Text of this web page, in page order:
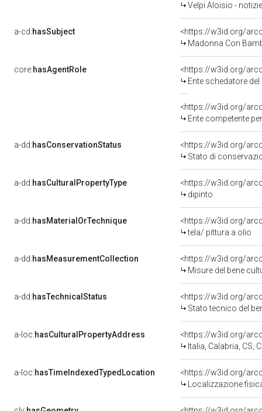
Velpi Aloisio -
a-cd:hasSubject
<https://w3id.org/
Madonna Con
core:hasAgentRole
<https://w3id.org/
Ente schedatore del
<https://w3id.org/
Ente competente per
a-dd:hasConservationStatus
<https://w3id.org/
Stato di
a-dd:hasCulturalPropertyType
<https://w3id.org/
dipinto
a-dd:hasMaterialOrTechnique
<https://w3id.org/
tela/ pittura a olio
a-dd:hasMeasurementCollection
<https://w3id.org/
Misure del bene
a-dd:hasTechnicalStatus
<https://w3id.org/
Stato tecnico del
a-loc:hasCulturalPropertyAddress
<https://w3id.org/
Italia, Calabria, CS,
a-loc:hasTimeIndexedTypedLocation
<https://w3id.org/
Localizzazione